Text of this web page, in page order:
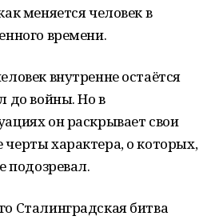
меняется человек в
времени.
внутренне остаётся
до войны. Но в
он раскрывает свои
характера, о которых,
подозревал.
Сталинградская битва